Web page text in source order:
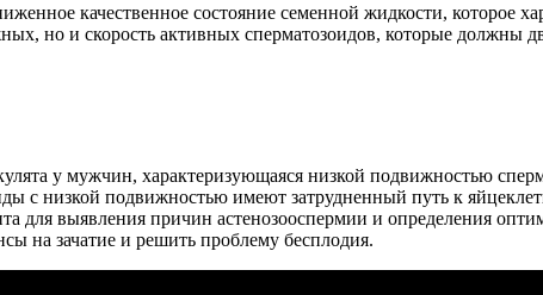
качественное состояние семенной жидкости, которое
но и скорость активных сперматозоидов, которые должны
у мужчин, характеризующаяся низкой подвижностью
с низкой подвижностью имеют затрудненный путь к
для выявления причин астенозооспермии и определения
на зачатие и решить проблему бесплодия.